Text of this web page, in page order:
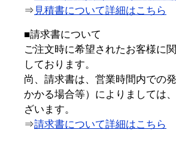
⇒ 見積書について詳細はこちら
■請求書について
ご注文時に希望されたお客様に
しております。
尚、請求書は、営業時間内での
かかる場合等）によりましては
ざいます。
⇒請求書について詳細はこちら